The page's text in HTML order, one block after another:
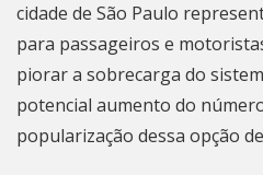
cidade de São Paulo
para passageiros e
piorar a sobrecarga do
potencial aumento do
popularização dessa opção